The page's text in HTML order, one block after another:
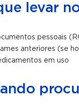
levar
pessoais
anteriores (se
em uso